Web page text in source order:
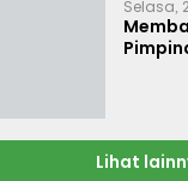
Selasa,
Lihat